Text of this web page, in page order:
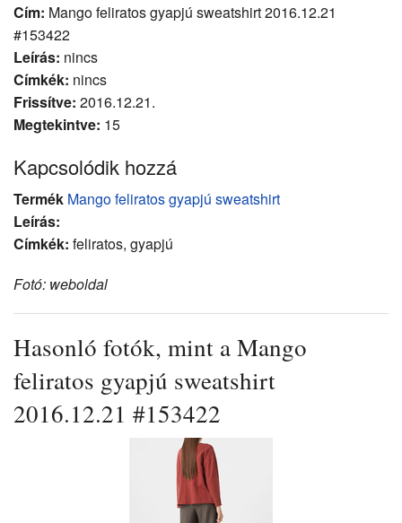
Cím: Mango feliratos gyapjú sweatshirt 2016.12.21
#153422
Leírás: nincs
Címkék: nincs
Frissítve: 2016.12.21.
Megtekintve: 15
Kapcsolódik hozzá
Termék Mango feliratos gyapjú sweatshirt
Leírás:
Címkék: feliratos, gyapjú
Fotó: weboldal
Hasonló fotók, mint a Mango
feliratos gyapjú sweatshirt
2016.12.21 #153422